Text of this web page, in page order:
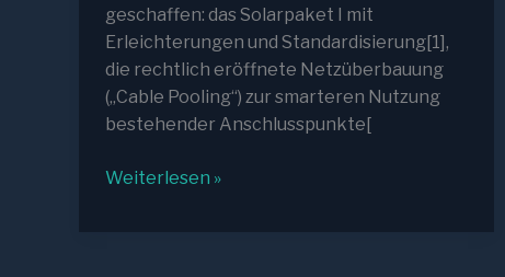
geschaffen: das Solarpaket I mit
Erleichterungen und Standardisierung[1],
die rechtlich eröffnete Netzüberbauung
(„Cable Pooling“) zur smarteren Nutzung
bestehender Anschlusspunkte[
Erleichterungen
Weiterlesen »